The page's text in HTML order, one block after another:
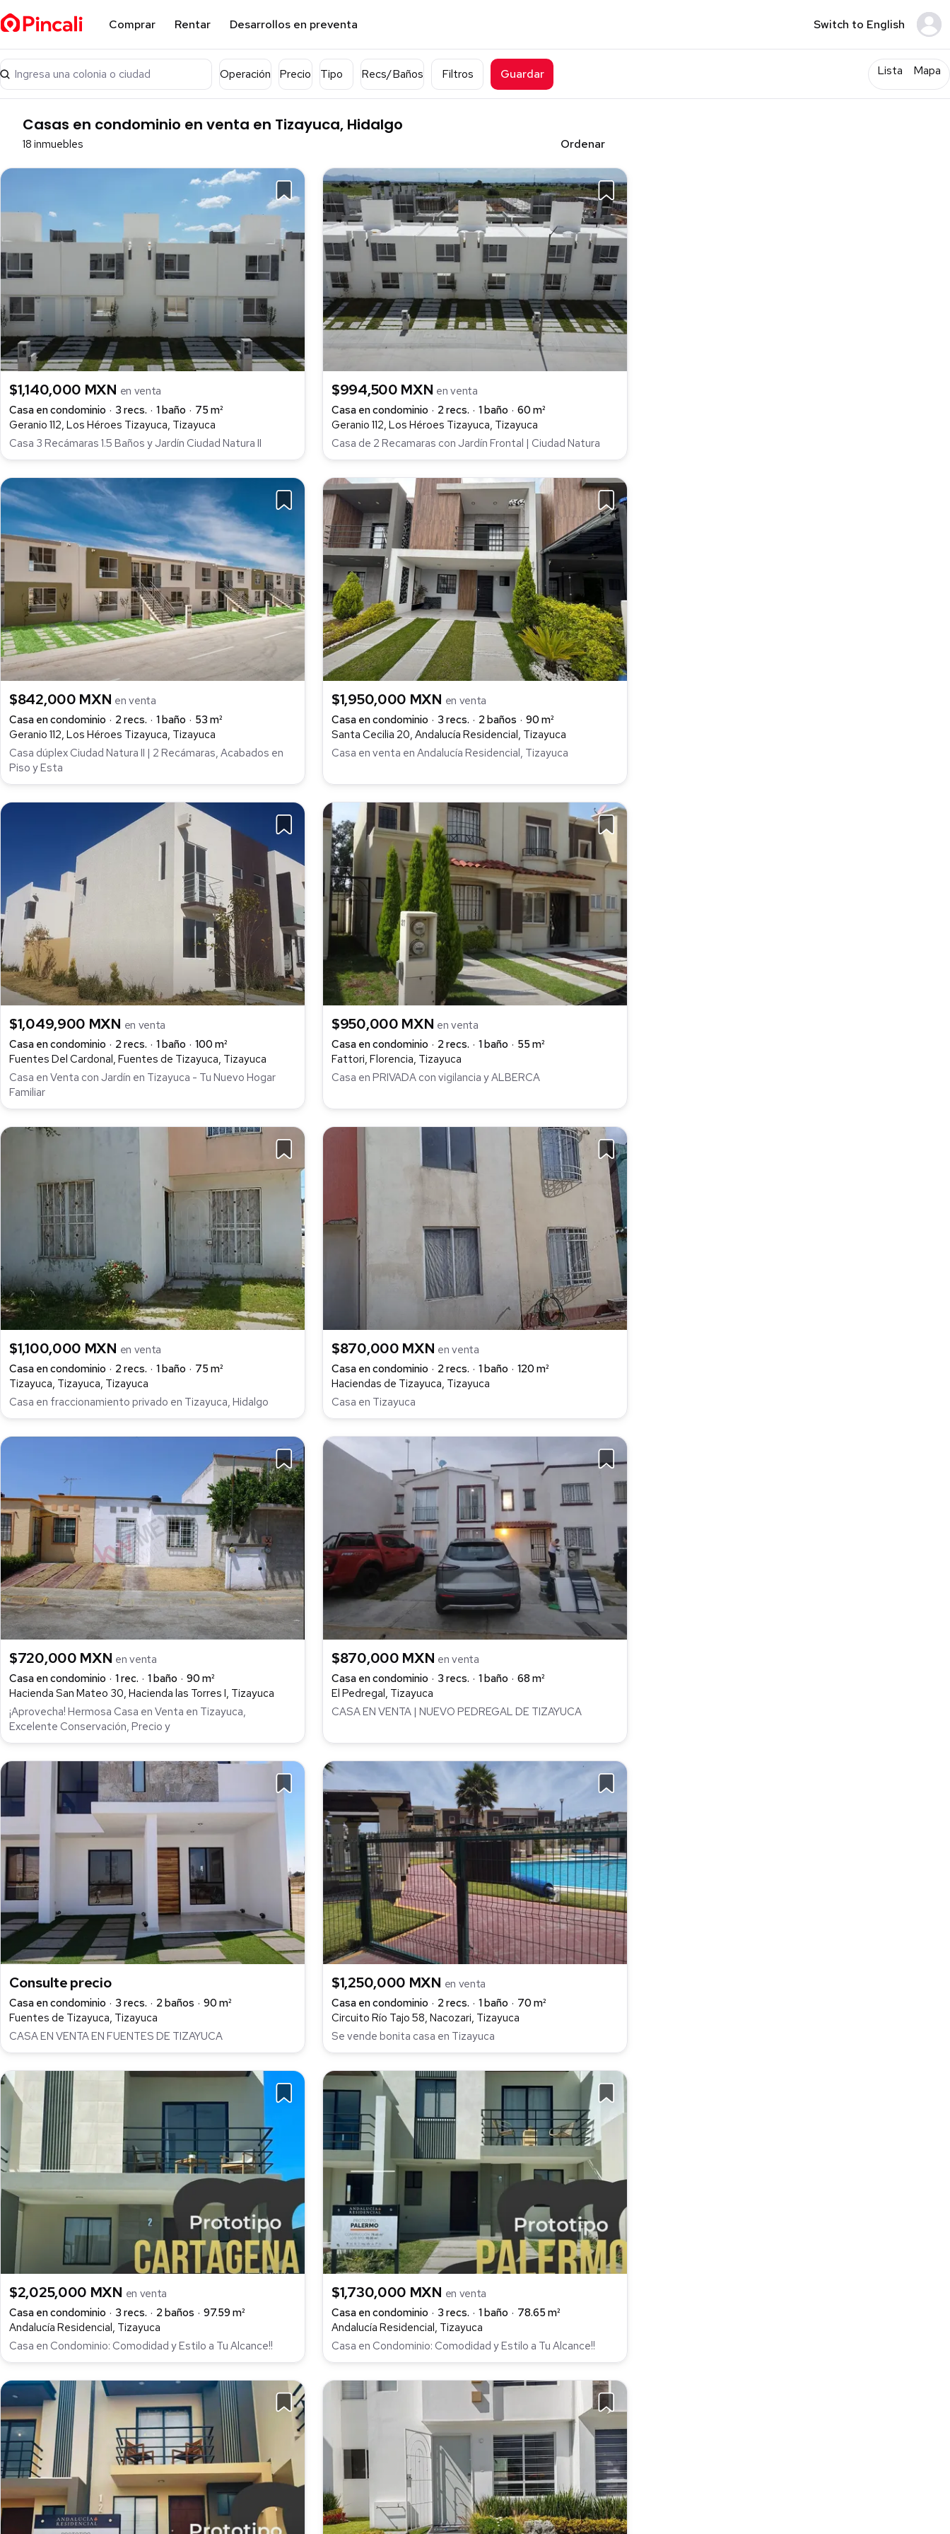
Comprar Rentar Desarrollos en preventa Switch to English
Ingresa una colonia o ciudad Operación Precio Tipo Recs/Baños Filtros Guardar Lista Mapa
Casas en condominio en venta en Tizayuca, Hidalgo
18 inmuebles Ordenar
$1,140,000 MXN en venta
Casa en condominio
3 recs. 1 baño
75 m²
Geranio 112, Los Héroes Tizayuca, Tizayuca
Casa 3 Recámaras 1.5 Baños y Jardín Ciudad Natura II
$994,500 MXN en venta
Casa en condominio
2 recs. 1 baño
60 m²
Geranio 112, Los Héroes Tizayuca, Tizayuca
Casa de 2 Recamaras con Jardín Frontal | Ciudad Natura
$842,000 MXN en venta
Casa en condominio
2 recs. 1 baño
53 m²
Geranio 112, Los Héroes Tizayuca, Tizayuca
Casa dúplex Ciudad Natura II | 2 Recámaras, Acabados en
Piso y Esta
$1,950,000 MXN en venta
Casa en condominio
3 recs. 2 baños
90 m²
Santa Cecilia 20, Andalucía Residencial, Tizayuca
Casa en venta en Andalucía Residencial, Tizayuca
$1,049,900 MXN en venta
Casa en condominio
2 recs. 1 baño
100 m²
Fuentes Del Cardonal, Fuentes de Tizayuca, Tizayuca
Casa en Venta con Jardín en Tizayuca - Tu Nuevo Hogar
Familiar
$950,000 MXN en venta
Casa en condominio
2 recs. 1 baño
55 m²
Fattori, Florencia, Tizayuca
Casa en PRIVADA con vigilancia y ALBERCA
$1,100,000 MXN en venta
Casa en condominio
2 recs. 1 baño
75 m²
Tizayuca, Tizayuca, Tizayuca
Casa en fraccionamiento privado en Tizayuca, Hidalgo
$870,000 MXN en venta
Casa en condominio
2 recs. 1 baño
120 m²
Haciendas de Tizayuca, Tizayuca
Casa en Tizayuca
$720,000 MXN en venta
Casa en condominio
1 rec. 1 baño
90 m²
Hacienda San Mateo 30, Hacienda las Torres I, Tizayuca
¡Aprovecha! Hermosa Casa en Venta en Tizayuca,
Excelente Conservación, Precio y
$870,000 MXN en venta
Casa en condominio
3 recs. 1 baño
68 m²
El Pedregal, Tizayuca
CASA EN VENTA | NUEVO PEDREGAL DE TIZAYUCA
Consulte precio
Casa en condominio 3 recs. 2 baños
90 m²
Fuentes de Tizayuca, Tizayuca
CASA EN VENTA EN FUENTES DE TIZAYUCA
$1,250,000 MXN en venta
Casa en condominio
2 recs. 1 baño
70 m²
Circuito Río Tajo 58, Nacozari, Tizayuca
Se vende bonita casa en Tizayuca
$2,025,000 MXN en venta
Casa en condominio
3 recs. 2 baños
97.59 m²
Andalucía Residencial, Tizayuca
Casa en Condominio: Comodidad y Estilo a Tu Alcance!!
$1,730,000 MXN en venta
Casa en condominio
3 recs. 1 baño
78.65 m²
Andalucía Residencial, Tizayuca
Casa en Condominio: Comodidad y Estilo a Tu Alcance!!